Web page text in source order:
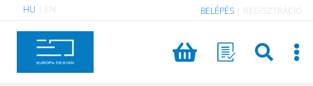
HU EN BELÉPÉS REGISZTRÁCIÓ